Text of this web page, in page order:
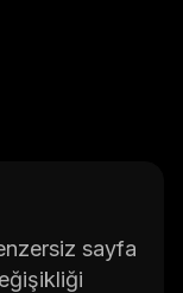
sayfa